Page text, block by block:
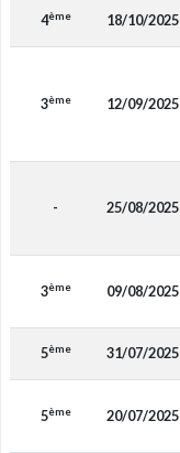
4ème 18/10/2025
3ème 12/09/2025
- 25/08/2025
3ème 09/08/2025
5ème 31/07/2025
5ème 20/07/2025